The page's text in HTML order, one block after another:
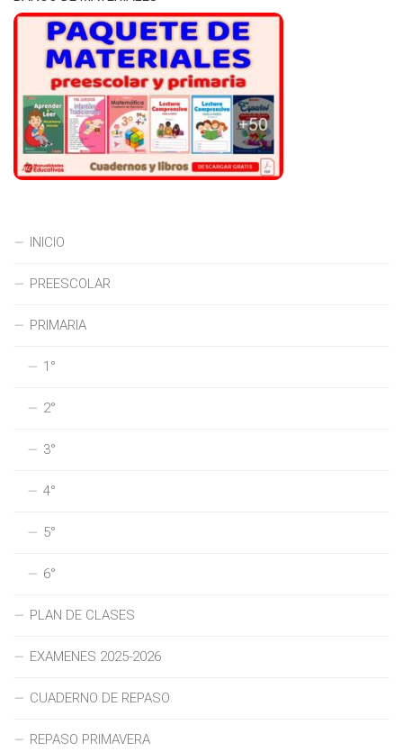
INICIO
PREESCOLAR
PRIMARIA
1°
2°
3°
4°
5°
6°
PLAN DE CLASES
EXAMENES 2025-2026
CUADERNO DE REPASO
REPASO PRIMAVERA